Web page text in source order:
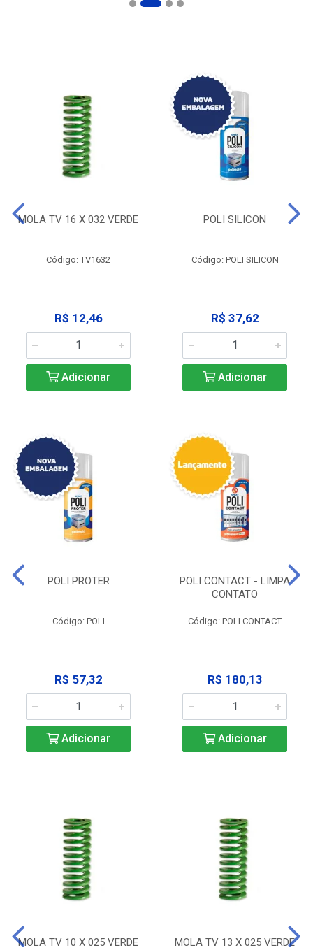
MOLA TV 16 X 032 VERDE
Código: TV1632
R$ 12,46
Adicionar
POLI SILICON
Código: POLI SILICON
R$ 37,62
Adicionar
POLI PROTER
Código: POLI
R$ 57,32
Adicionar
POLI CONTACT - LIMPA
CONTATO
Código: POLI CONTACT
R$ 180,13
Adicionar
MOLA TV 10 X 025 VERDE MOLA TV 13 X 025 VERDE